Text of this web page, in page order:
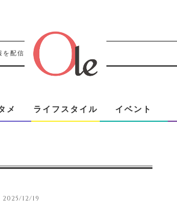
配信！！
メ ライフスタイル イベント
2025/12/19